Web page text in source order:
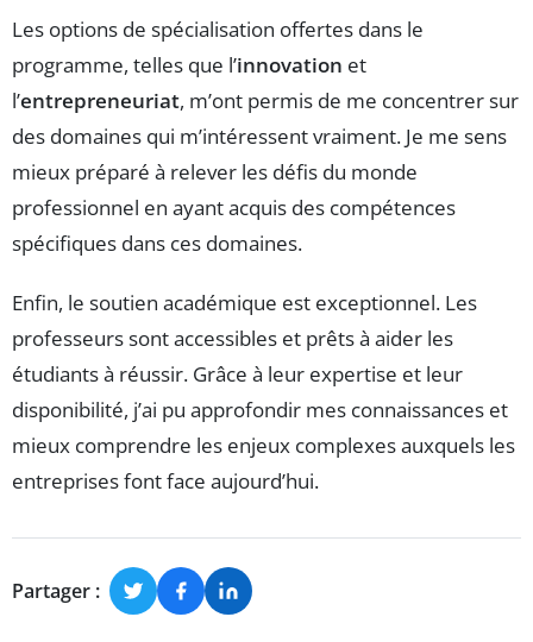
Les options de spécialisation offertes dans le
programme, telles que l’innovation et
l’entrepreneuriat, m’ont permis de me concentrer sur
des domaines qui m’intéressent vraiment. Je me sens
mieux préparé à relever les défis du monde
professionnel en ayant acquis des compétences
spécifiques dans ces domaines.
Enfin, le soutien académique est exceptionnel. Les
professeurs sont accessibles et prêts à aider les
étudiants à réussir. Grâce à leur expertise et leur
disponibilité, j’ai pu approfondir mes connaissances et
mieux comprendre les enjeux complexes auxquels les
entreprises font face aujourd’hui.
Partager :